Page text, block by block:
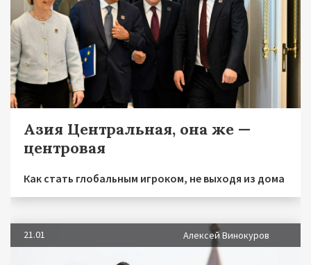
Азия Центральная, она же —
центровая
Как стать глобальным игроком, не выходя из дома
21.01 Алексей Винокуров